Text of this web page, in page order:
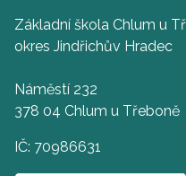
Základní škola Chlum u
okres Jindřichův Hradec
Náměstí 232
378 04 Chlum u Třeboně
IČ: 70986631